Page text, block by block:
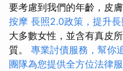
要考慮到我們的年齡，皮
按摩 長照2.0政策，提升
大多數女性，並含有真皮
質。 專業討債服務，幫你
團隊為您提供全方位法律